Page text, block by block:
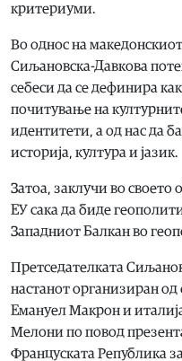
критериуми.
Во однос на
Сиљановска-Давкова
себеси да се дефинира
почитување на
идентитети, а од нас да
историја, култура и јазик.
Затоа, заклучи во своето
ЕУ сака да биде
Западниот Балкан во
Претседателката
настанот организиран
Емануел Макрон и
Мелони по повод
Француската Република